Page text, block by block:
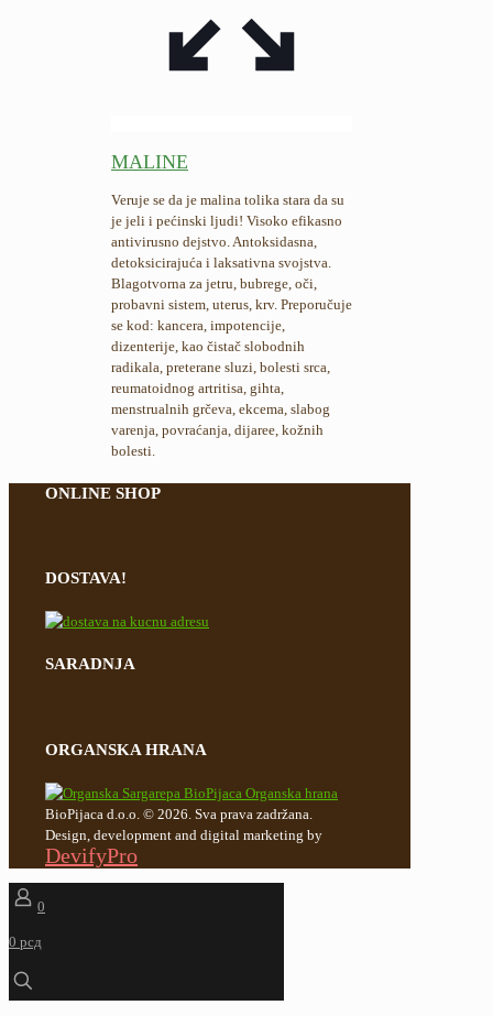
MALINE
Veruje se da je malina tolika stara da su
je jeli i pećinski ljudi! Visoko efikasno
antivirusno dejstvo. Antoksidasna,
detoksicirajuća i laksativna svojstva.
Blagotvorna za jetru, bubrege, oči,
probavni sistem, uterus, krv. Preporučuje
se kod: kancera, impotencije,
dizenterije, kao čistač slobodnih
radikala, preterane sluzi, bolesti srca,
reumatoidnog artritisa, gihta,
menstrualnih grčeva, ekcema, slabog
varenja, povraćanja, dijaree, kožnih
bolesti.
ONLINE SHOP
DOSTAVA!
SARADNJA
ORGANSKA HRANA
BioPijaca d.o.o. © 2026. Sva prava zadržana.
Design, development and digital marketing by
DevifyPro
0
0 рсд